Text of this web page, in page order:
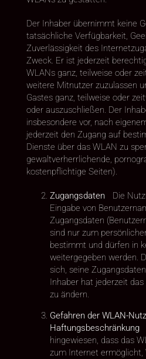
Der Inhaber übernimmt keine
tatsächliche Verfügbarkeit,
Zuverlässigkeit des
Zweck. Er ist jederzeit
WLANs ganz, teilweise oder
weitere Mitnutzer zuzulassen
Gastes ganz, teilweise oder
oder auszuschließen. Der
insbesondere vor, nach
jederzeit den Zugang auf
Dienste über das WLAN zu
gewaltverherrlichende,
kostenpflichtige Seiten).
ZugangsdatenDie
Eingabe von
Zugangsdaten
sind nur zum
bestimmt und dürfen in
weitergegeben werden.
sich, seine
Inhaber hat jederzeit
zu ändern.
Gefahren der WLAN-
Haftungsbeschränkung
hingewiesen, dass das
zum Internet ermöglicht,